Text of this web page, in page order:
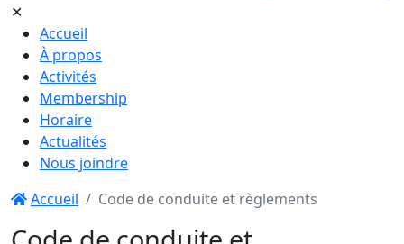
✕
Accueil
À propos
Activités
Membership
Horaire
Actualités
Nous joindre
Accueil
Code de conduite et règlements